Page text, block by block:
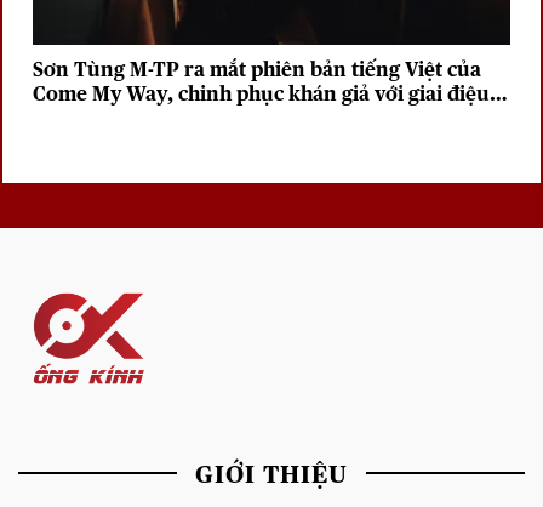
Sơn Tùng M-TP ra mắt phiên bản tiếng Việt của
Come My Way, chinh phục khán giả với giai điệu
GIỚI THIỆU